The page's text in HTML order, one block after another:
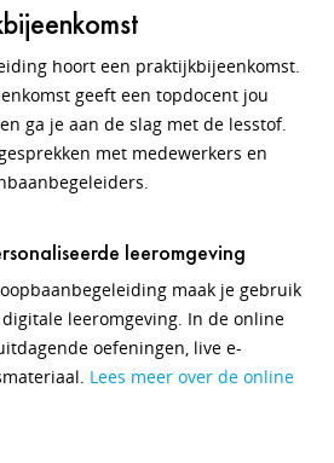
hoort een praktijkbijeenkomst.
geeft een topdocent jou
ga je aan de slag met de lesstof.
met medewerkers en
leeromgeving
maak je gebruik
leeromgeving. In de online
oefeningen, live e-
Lees meer over de online